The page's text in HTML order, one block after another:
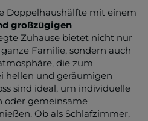
Doppelhaushälfte mit einem
großzügigen
Zuhause bietet nicht nur
Familie, sondern auch
die zum
hellen und geräumigen
sind ideal, um individuelle
oder gemeinsame
Ob als Schlafzimmer,